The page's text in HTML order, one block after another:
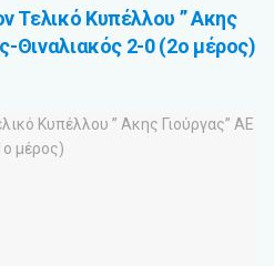
Τελικό Κυπέλλου ” Ακης
Θιναλιακός 2-0 (2ο μέρος)